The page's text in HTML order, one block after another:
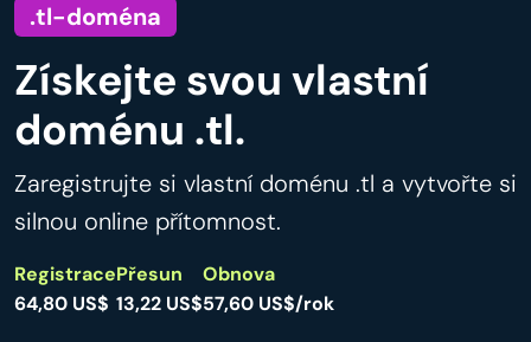
.tl-doména
Získejte svou vlastní
doménu .tl.
Zaregistrujte si vlastní doménu .tl a vytvořte si
silnou online přítomnost.
Registrace
64,80 US$
Přesun
13,22 US$
Obnova
57,60 US$/rok